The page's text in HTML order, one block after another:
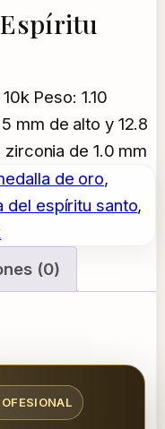
Peso: 1.10
mm de alto y 12.8
de 1.0 mm
de oro
del espíritu santo
(0)